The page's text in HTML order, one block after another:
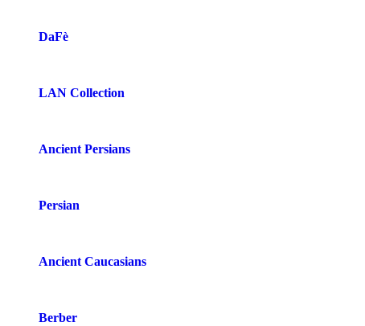
DaFè
LAN Collection
Ancient Persians
Persian
Ancient Caucasians
Berber